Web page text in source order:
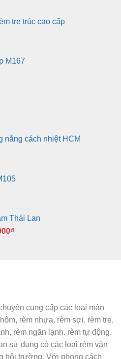
tre trúc cao cấp
M167
nắng cách nhiệt HCM
Thái Lan
₫Giá
cung cấp các loại màn
rèm nhựa, rèm sợi, rèm tre,
rèm ngăn lạnh. rèm tự động.
sử dụng có các loại rèm văn
hội trường. Với phong cách